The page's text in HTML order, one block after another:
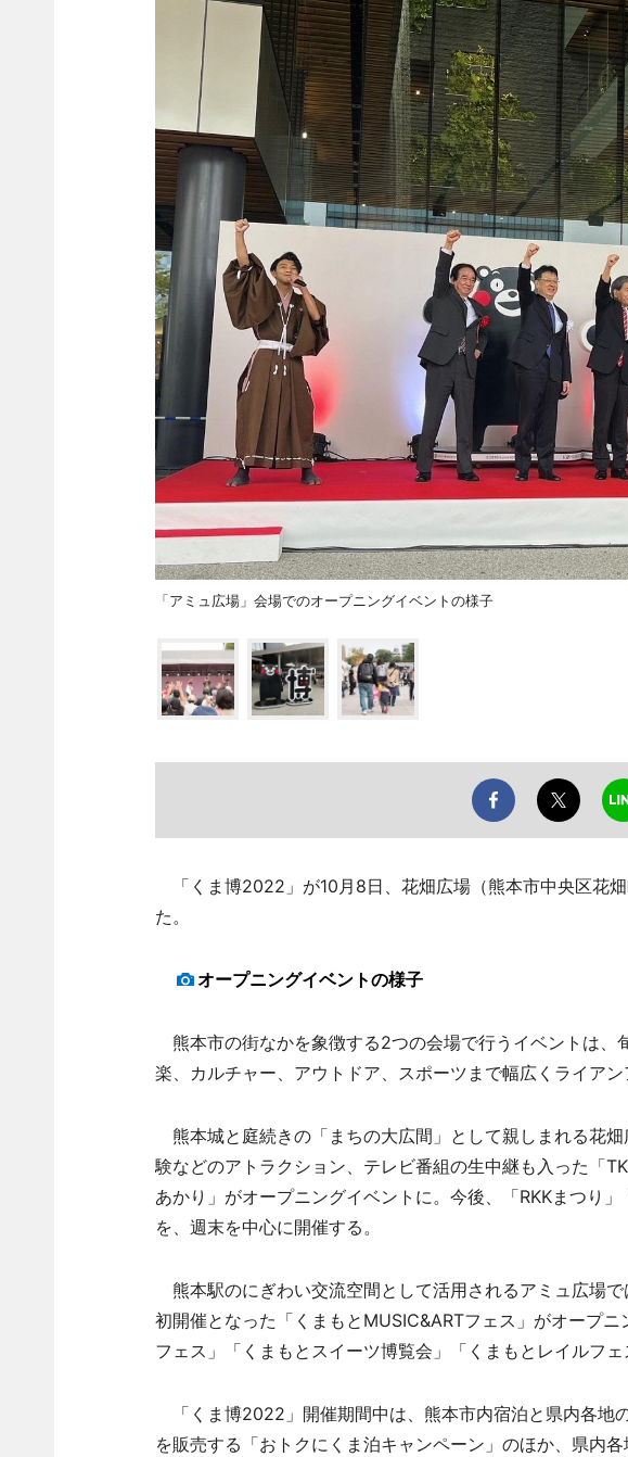
「アミュ広場」会場でのオープニングイベントの様子
「くま博2022」が10月8日、花畑広場（熊本市中央区花
た。
オープニングイベントの様子
熊本市の街なかを象徴する2つの会場で行うイベントは、
楽、カルチャー、アウトドア、スポーツまで幅広くライアン
熊本城と庭続きの「まちの大広間」として親しまれる花
験などのアトラクション、テレビ番組の生中継も入った「
あかり」がオープニングイベントに。今後、「RKKまつり
を、週末を中心に開催する。
熊本駅のにぎわい交流空間として活用されるアミュ広場
初開催となった「くまもとMUSIC&ARTフェス」がオープ
フェス」「くまもとスイーツ博覧会」「くまもとレイルフ
「くま博2022」開催期間中は、熊本市内宿泊と県内各地
を販売する「おトクにくま泊キャンペーン」のほか、県内